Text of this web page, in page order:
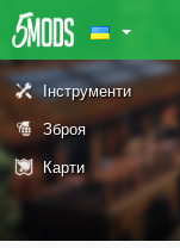
Інструменти
Зброя
Карти